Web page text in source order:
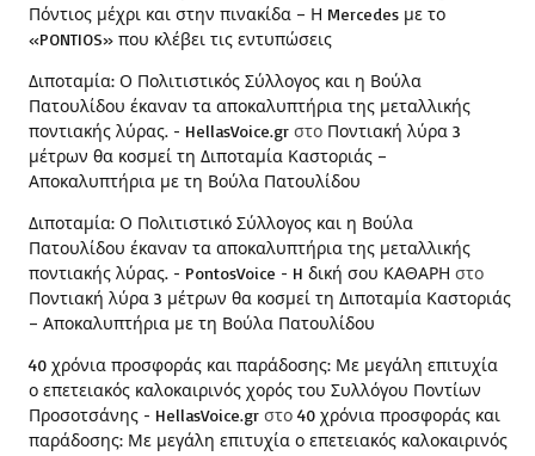
Πόντιος μέχρι και στην πινακίδα – Η Mercedes με το
«PONTIOS» που κλέβει τις εντυπώσεις
Διποταμία: Ο Πολιτιστικός Σύλλογος και η Βούλα
Πατουλίδου έκαναν τα αποκαλυπτήρια της μεταλλικής
ποντιακής λύρας. - HellasVoice.gr στο Ποντιακή λύρα 3
μέτρων θα κοσμεί τη Διποταμία Καστοριάς –
Αποκαλυπτήρια με τη Βούλα Πατουλίδου
Διποταμία: Ο Πολιτιστικό Σύλλογος και η Βούλα
Πατουλίδου έκαναν τα αποκαλυπτήρια της μεταλλικής
ποντιακής λύρας. - PontosVoice - H δική σου ΚΑΘΑΡΗ στο
Ποντιακή λύρα 3 μέτρων θα κοσμεί τη Διποταμία Καστοριάς
– Αποκαλυπτήρια με τη Βούλα Πατουλίδου
40 χρόνια προσφοράς και παράδοσης: Με μεγάλη επιτυχία
ο επετειακός καλοκαιρινός χορός του Συλλόγου Ποντίων
Προσοτσάνης - HellasVoice.gr στο 40 χρόνια προσφοράς και
παράδοσης: Με μεγάλη επιτυχία ο επετειακός καλοκαιρινός